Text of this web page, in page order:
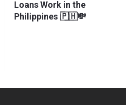
Loans Work in the
Philippines 🇵🇭💸